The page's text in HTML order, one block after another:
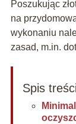
Poszukując
na
wykonaniu
zasad, m.in.
Spis